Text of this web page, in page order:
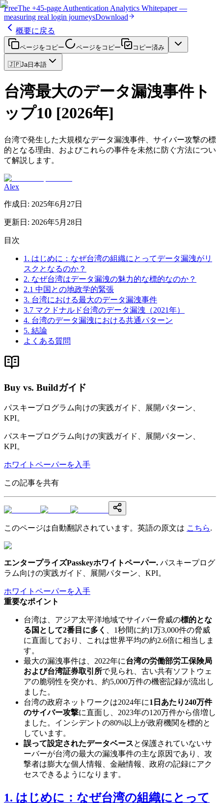
FreeThe +45-page Authentication Analytics Whitepaper —
measuring real login journeysDownload
概要に戻る
ページをコピー ページをコピー コピー済み
🇯🇵Ja日本語
台湾最大のデータ漏洩事件ト
ップ10 [2026年]
台湾で発生した大規模なデータ漏洩事件、サイバー攻撃の標
的となる理由、およびこれらの事件を未然に防ぐ方法につい
て解説します。
Alex
作成日 : 2025年6月27日
更新日 : 2026年5月28日
目次
1. はじめに：なぜ台湾の組織にとってデータ漏洩がリ
スクとなるのか？
2. なぜ台湾はデータ漏洩の魅力的な標的なのか？
2.1 中国との地政学的緊張
3. 台湾における最大のデータ漏洩事件
3.7 マクドナルド台湾のデータ漏洩（2021年）
4. 台湾のデータ漏洩における共通パターン
5. 結論
よくある質問
Buy vs. Buildガイド
パスキープログラム向けの実践ガイド、展開パターン、
KPI。
パスキープログラム向けの実践ガイド、展開パターン、
KPI。
ホワイトペーパーを入手
この記事を共有
このページは自動翻訳されています。英語の原文は こちら.
エンタープライズPasskeyホワイトペーパー. パスキープログ
ラム向けの実践ガイド、展開パターン、KPI。
ホワイトペーパーを入手
重要なポイント
台湾は、アジア太平洋地域でサイバー脅威の標的とな
る国として2番目に多く
、1秒間に約1万3,000件の脅威
に直面しており、これは世界平均の約2.6倍に相当しま
す。
最大の漏洩事件は、2022年に台湾の労働部労工保険局
および台湾証券取引所で見られ、古い共有ソフトウェ
アの脆弱性を突かれ、約5,000万件の機密記録が流出し
ました。
台湾の政府ネットワークは2024年に1日あたり240万件
のサイバー攻撃に直面し、2023年の120万件から倍増し
ました。インシデントの80%以上が政府機関を標的と
しています。
誤って設定されたデータベースと保護されていないサ
ーバーが台湾の最大の漏洩事件の主な原因であり、攻
撃者は膨大な個人情報、金融情報、政府の記録にアク
セスできるようになります。
1. はじめに：なぜ台湾の組織にとって